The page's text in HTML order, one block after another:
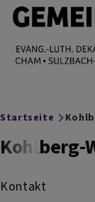
Direkt zum
EVANG.-
Cham
Breadcrumb
Startseite
Kohlberg-
Kontakt